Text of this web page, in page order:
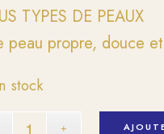
TYPES DE PEAUX
peau propre, douce
stock